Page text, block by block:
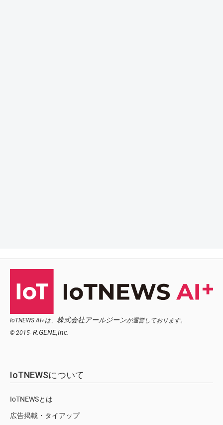
IoTNEWS AI+は、 株式会社アールジーンが運営しております。
© 2015- R.GENE,Inc.
IoTNEWSについて
IoTNEWSとは
広告掲載・タイアップ